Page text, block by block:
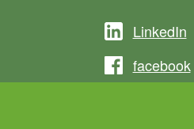
LinkedIn
facebook